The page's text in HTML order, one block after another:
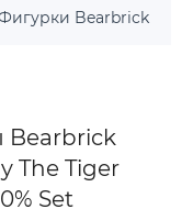
Bearbrick
Bearbrick
The Tiger
Set